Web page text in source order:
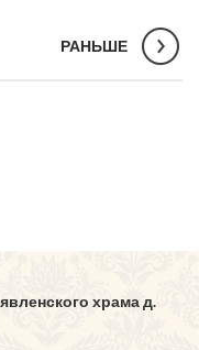
РАНЬШЕ
храма д.